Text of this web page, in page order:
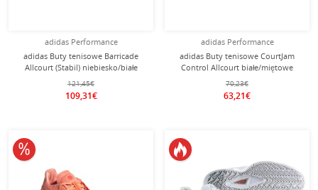
adidas Performance
adidas Buty tenisowe Barricade
Allcourt (Stabil) niebiesko/białe
męskie
121,45€
109,31€
adidas Performance
adidas Buty tenisowe CourtJam
Control Allcourt białe/miętowe
męskie
70,23€
63,21€
10% obniżone